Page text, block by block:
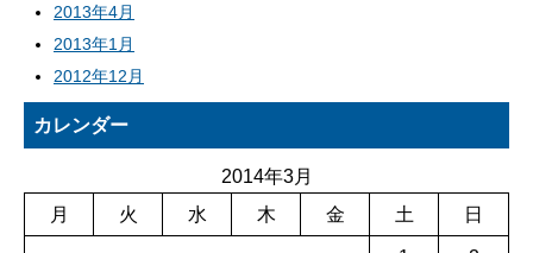
2013年4月
2013年1月
2012年12月
カレンダー
2014年3月
月
火 水 木 金 土 日